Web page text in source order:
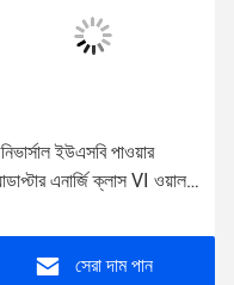
ইউএসবি পাওয়ার
এনার্জি ক্লাস VI ওয়াল
সেরা দাম পান